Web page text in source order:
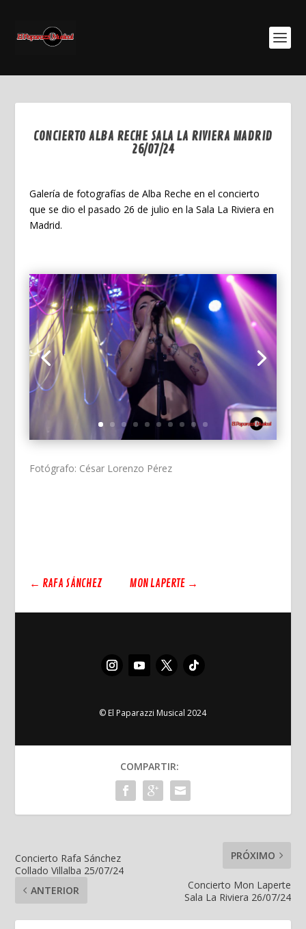
CONCIERTO ALBA RECHE SALA LA RIVIERA MADRID
26/07/24
Galería de fotografías de Alba Reche en el concierto
que se dio el pasado 26 de julio en la Sala La Riviera en
Madrid.
Fotógrafo: César Lorenzo Pérez
← RAFA SÁNCHEZ MON LAPERTE→
© El Paparazzi Musical 2024
COMPARTIR:
Concierto Rafa Sánchez
Collado Villalba 25/07/24
ANTERIOR
PRÓXIMO
Concierto Mon Laperte
Sala La Riviera 26/07/24